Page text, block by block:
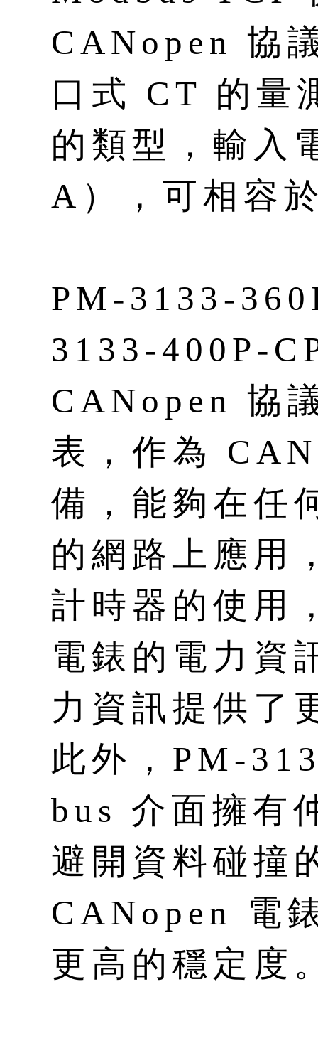
CANopen 協
口式 CT 的量
的類型，輸入
A），可相容
PM-3133-
3133-400P-
CANopen 協
表，作為
備，能夠在任
的網路上應用
計時器的使用
電錶的電力資
力資訊提供了
此外，PM-
bus 介面擁有
避開資料碰撞
CANopen 電
更高的穩定度